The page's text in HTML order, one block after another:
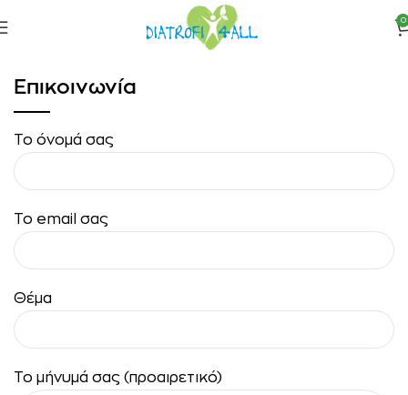
0
Επικοινωνία
Το όνομά σας
Το email σας
Θέμα
Το μήνυμά σας (προαιρετικό)